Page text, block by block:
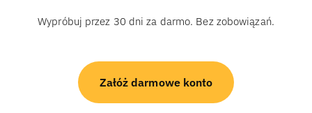
Wypróbuj przez 30 dni za darmo. Bez zobowiązań.
Załóż darmowe konto